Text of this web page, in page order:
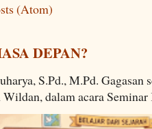
(Atom)
DEPAN?
S.Pd., M.Pd. Gagasan
dalam acara